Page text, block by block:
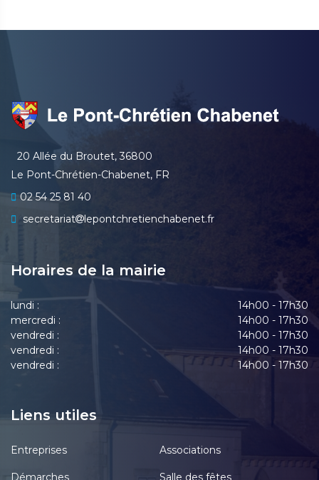
20 Allée du Broutet, 36800
Le Pont-Chrétien-Chabenet, FR
02 54 25 81 40
secretariat
lepontchretienchabenet.fr
Horaires de la mairie
lundi :
14h00 - 17h30
mercredi :
14h00 - 17h30
vendredi :
14h00 - 17h30
vendredi :
14h00 - 17h30
vendredi :
14h00 - 17h30
Liens utiles
Entreprises Associations
Démarches Salle des fêtes